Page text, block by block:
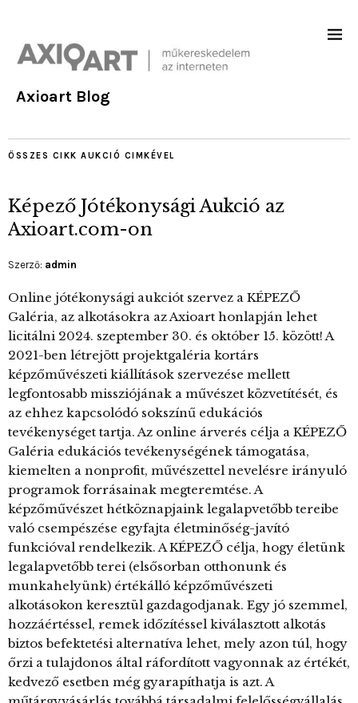
Axioart Blog
ÖSSZES CIKK AUKCIÓ CIMKÉVEL
Képező Jótékonysági Aukció az
Axioart.com-on
Szerző: admin
Online jótékonysági aukciót szervez a KÉPEZŐ
Galéria, az alkotásokra az Axioart honlapján lehet
licitálni 2024. szeptember 30. és október 15. között! A
2021-ben létrejött projektgaléria kortárs
képzőművészeti kiállítások szervezése mellett
legfontosabb missziójának a művészet közvetítését, és
az ehhez kapcsolódó sokszínű edukációs
tevékenységet tartja. Az online árverés célja a KÉPEZŐ
Galéria edukációs tevékenységének támogatása,
kiemelten a nonprofit, művészettel nevelésre irányuló
programok forrásainak megteremtése. A
képzőművészet hétköznapjaink legalapvetőbb tereibe
való csempészése egyfajta életminőség-javító
funkcióval rendelkezik. A KÉPEZŐ célja, hogy életünk
legalapvetőbb terei (elsősorban otthonunk és
munkahelyünk) értékálló képzőművészeti
alkotásokon keresztül gazdagodjanak. Egy jó szemmel,
hozzáértéssel, remek időzítéssel kiválasztott alkotás
biztos befektetési alternatíva lehet, mely azon túl, hogy
őrzi a tulajdonos által ráfordított vagyonnak az értékét,
kedvező esetben még gyarapíthatja is azt. A